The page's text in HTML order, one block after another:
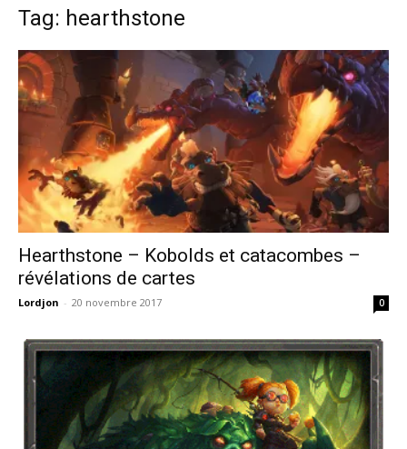
Tag: hearthstone
Hearthstone – Kobolds et catacombes –
révélations de cartes
Lordjon - 20 novembre 2017 0